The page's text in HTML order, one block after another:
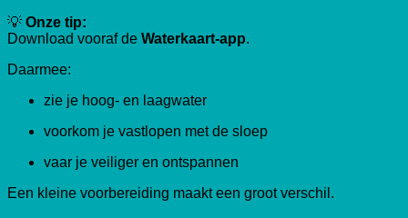
💡 Onze tip:
Download vooraf de Waterkaart-app.
Daarmee:
zie je hoog- en laagwater
voorkom je vastlopen met de sloep
vaar je veiliger en ontspannen
Een kleine voorbereiding maakt een groot verschil.